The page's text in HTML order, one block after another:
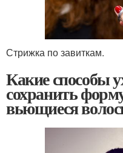
Стрижка по завиткам.
Какие способы
сохранить
вьющиеся